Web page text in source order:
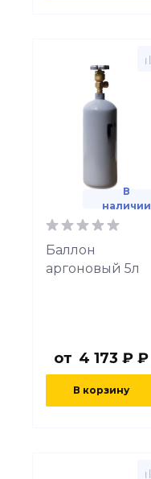
В
наличии
Баллон
аргоновый 5л
от 4 173 ₽ ₽
В корзину